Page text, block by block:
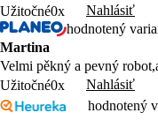
Užitočné0x
Nahlásiť
hodnotený
Martina
Velmi pěkný a pevný
Užitočné0x
Nahlásiť
hodnotený